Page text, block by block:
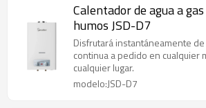
Calentador de agua a
humos JSD-D7
Disfrutará instantáneamente
continua a pedido en cualquier
cualquier lugar.
modelo:JSD-D7